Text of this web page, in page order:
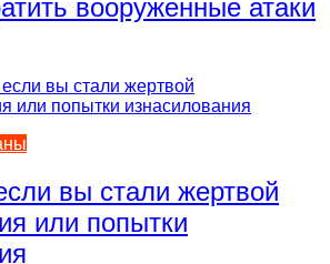
вооруженные атаки
вы стали жертвой
или попытки